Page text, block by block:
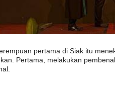
pertama di Siak itu
Pertama, melakukan